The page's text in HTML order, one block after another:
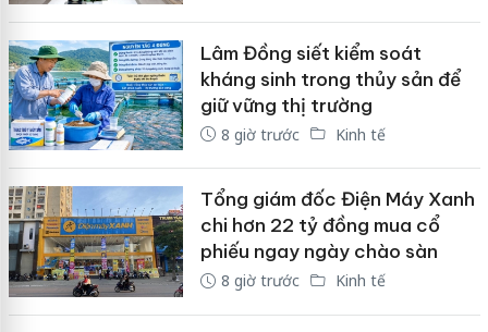
Lâm Đồng siết kiểm soát
kháng sinh trong thủy sản để
giữ vững thị trường
8 giờ trước Kinh tế
Tổng giám đốc Điện Máy Xanh
chi hơn 22 tỷ đồng mua cổ
phiếu ngay ngày chào sàn
8 giờ trước Kinh tế